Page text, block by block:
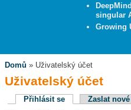
singular
Growing
Domů » Uživatelský účet
Uživatelský účet
Přihlásit se
Zaslat